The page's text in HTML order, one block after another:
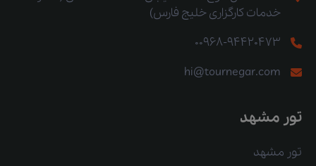
خدمات کارگزاری خلیج فارس)
00968-94420473
hi@tournegar.com
تور مشهد
تور مشهد